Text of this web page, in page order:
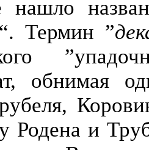
Термин ”
обнимая
Родена и